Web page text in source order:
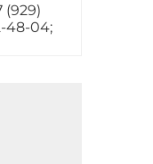
(929)
48-04;